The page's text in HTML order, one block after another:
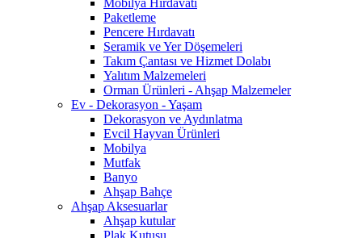
Mobilya Hırdavatı
Paketleme
Pencere Hırdavatı
Seramik ve Yer Döşemeleri
Takım Çantası ve Hizmet Dolabı
Yalıtım Malzemeleri
Orman Ürünleri - Ahşap Malzemeler
Ev - Dekorasyon - Yaşam
Dekorasyon ve Aydınlatma
Evcil Hayvan Ürünleri
Mobilya
Mutfak
Banyo
Ahşap Bahçe
Ahşap Aksesuarlar
Ahşap kutular
Plak Kutusu